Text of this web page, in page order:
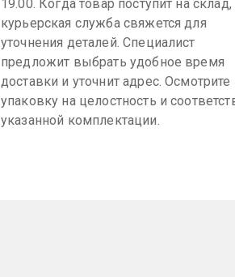
19.00. Когда товар поступит на склад,
курьерская служба свяжется для
уточнения деталей. Специалист
предложит выбрать удобное время
доставки и уточнит адрес. Осмотрите
упаковку на целостность и
указанной комплектации.